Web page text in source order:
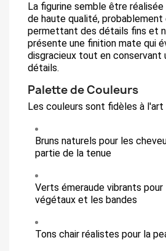
La figurine semble être réalisée
de haute qualité, probablement
permettant des détails fins et
présente une finition mate qui
disgracieux tout en conservant
détails.
Palette de Couleurs
Les couleurs sont fidèles à l'art
Bruns naturels pour les
partie de la tenue
Verts émeraude vibrants
végétaux et les bandes
Tons chair réalistes pour la